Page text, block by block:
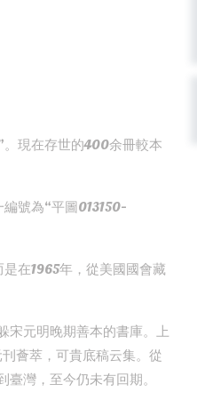
。現在存世的400余冊較本
號為“平圖013150-
在1965年，從美國國會藏
宋元明晚期善本的書庫。上
薈萃，可貴底稿云集。從
灣，至今仍未有回期。